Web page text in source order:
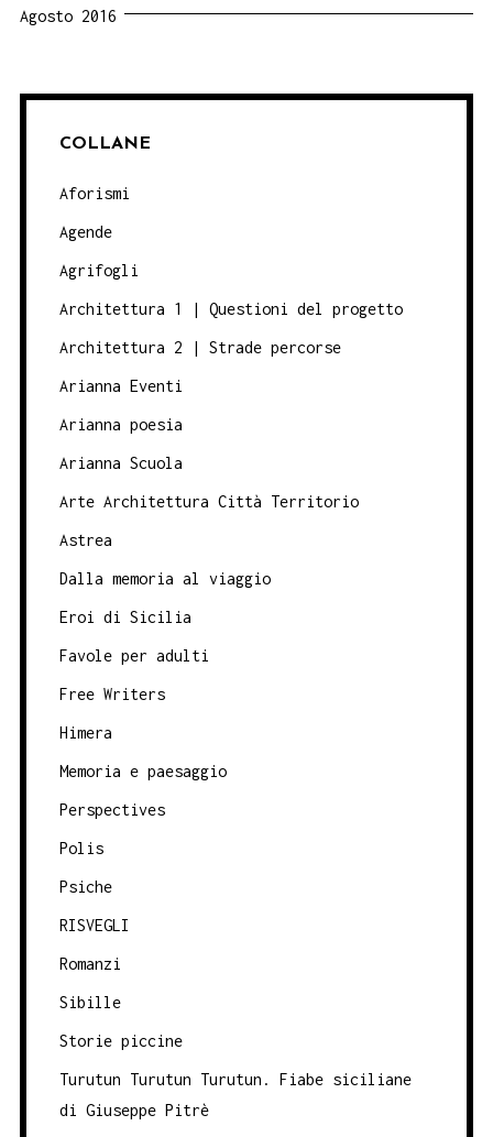
Agosto 2016
COLLANE
Aforismi
Agende
Agrifogli
Architettura 1 | Questioni del progetto
Architettura 2 | Strade percorse
Arianna Eventi
Arianna poesia
Arianna Scuola
Arte Architettura Città Territorio
Astrea
Dalla memoria al viaggio
Eroi di Sicilia
Favole per adulti
Free Writers
Himera
Memoria e paesaggio
Perspectives
Polis
Psiche
RISVEGLI
Romanzi
Sibille
Storie piccine
Turutun Turutun Turutun. Fiabe siciliane
di Giuseppe Pitrè